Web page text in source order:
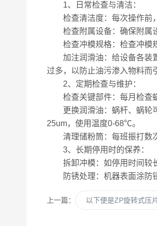
1、日常检查与清洁：
检查清洁度：每次操作前，
检查附属设备：确保附属设
检查冲模规格：检查冲模规
加注润滑油：给设备各装置
过多，以防止油污渗入物料而
2、定期检查与维护：
检查关键部件：每月检查蜗
更换润滑油：蜗杆、蜗轮可
25um，使用温度0-68℃。
清理储粉筒：每班振打数次
3、长期停用时的保养：
拆卸冲模：如停用时间较长
防锈处理：机器表面涂防锈
上一篇： 以下便是ZP旋转式压